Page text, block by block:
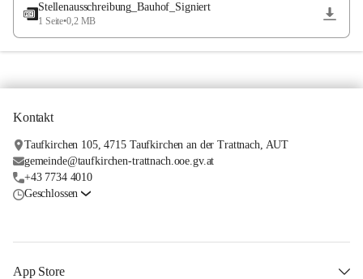
Stellenausschreibung_Bauhof_Signiert
1 Seite•0,2 MB
Kontakt
Taufkirchen 105, 4715 Taufkirchen an der Trattnach, AUT
gemeinde@taufkirchen-trattnach.ooe.gv.at
+43 7734 4010
Geschlossen
App Store